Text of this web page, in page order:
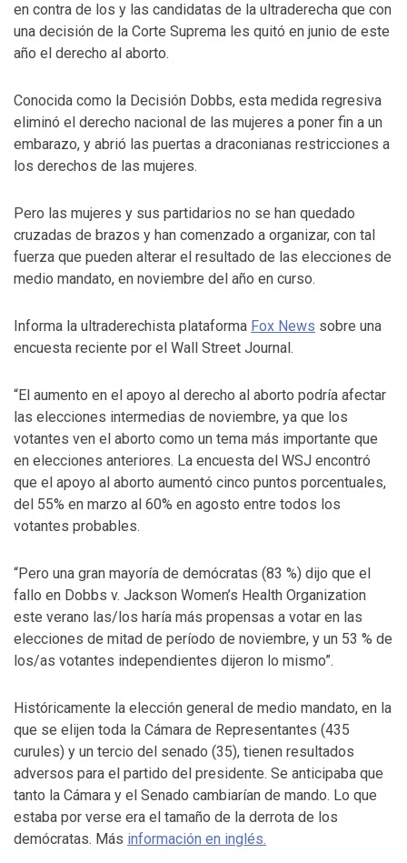
en contra de los y las candidatas de la ultraderecha que con
una decisión de la Corte Suprema les quitó en junio de este
año el derecho al aborto.
Conocida como la Decisión Dobbs, esta medida regresiva
eliminó el derecho nacional de las mujeres a poner fin a un
embarazo, y abrió las puertas a draconianas restricciones a
los derechos de las mujeres.
Pero las mujeres y sus partidarios no se han quedado
cruzadas de brazos y han comenzado a organizar, con tal
fuerza que pueden alterar el resultado de las elecciones de
medio mandato, en noviembre del año en curso.
Informa la ultraderechista plataforma Fox News sobre una
encuesta reciente por el Wall Street Journal.
“El aumento en el apoyo al derecho al aborto podría afectar
las elecciones intermedias de noviembre, ya que los
votantes ven el aborto como un tema más importante que
en elecciones anteriores. La encuesta del WSJ encontró
que el apoyo al aborto aumentó cinco puntos porcentuales,
del 55% en marzo al 60% en agosto entre todos los
votantes probables.
“Pero una gran mayoría de demócratas (83 %) dijo que el
fallo en Dobbs v. Jackson Women’s Health Organization
este verano las/los haría más propensas a votar en las
elecciones de mitad de período de noviembre, y un 53 % de
los/as votantes independientes dijeron lo mismo”.
Históricamente la elección general de medio mandato, en la
que se elijen toda la Cámara de Representantes (435
curules) y un tercio del senado (35), tienen resultados
adversos para el partido del presidente. Se anticipaba que
tanto la Cámara y el Senado cambiarían de mando. Lo que
estaba por verse era el tamaño de la derrota de los
demócratas. Más información en inglés.